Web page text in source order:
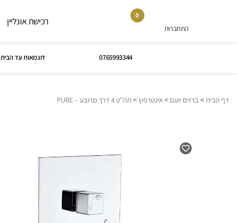
התחברות
0
רכישת אונליין
0765993344 דוגמאות עד הבית
דף הבית> ברזים יועם >אינטרפוץ > תה”ט 4 דרך מרובע – PURE